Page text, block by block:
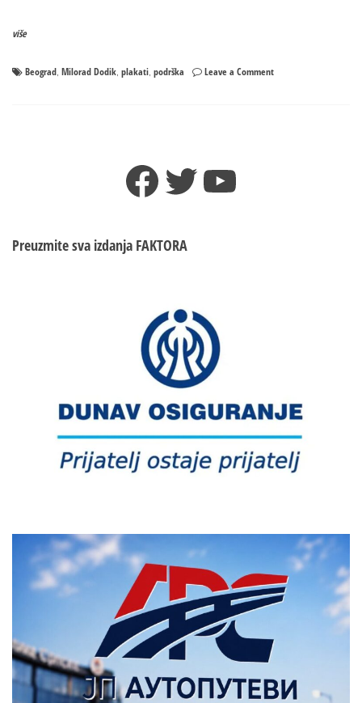
više
Beograd Milorad Dodik plakati podrška Leave a Commenton
Facebook
TwitterYouTube
Preuzmite sva izdanja FAKTORA